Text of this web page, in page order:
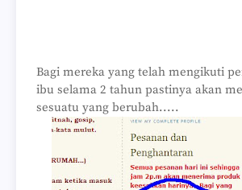
Bagi mereka yang telah mengikuti
ibu selama 2 tahun pastinya akan
sesuatu yang berubah.....